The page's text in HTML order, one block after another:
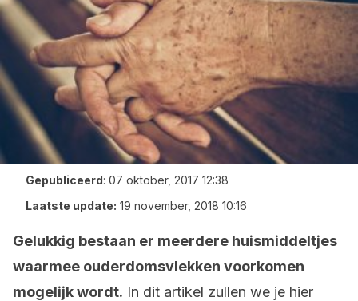
Gepubliceerd: 07 oktober, 2017 12:38
Laatste update: 19 november, 2018 10:16
Gelukkig bestaan er meerdere huismiddeltjes
waarmee ouderdomsvlekken voorkomen
mogelijk wordt. In dit artikel zullen we je hier